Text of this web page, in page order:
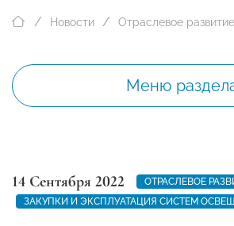
Новости Отраслевое развитие
Меню
14 Сентября 2022
ОТРАСЛЕВОЕ
ЗАКУПКИ И ЭКСПЛУАТАЦИЯ СИСТЕМ